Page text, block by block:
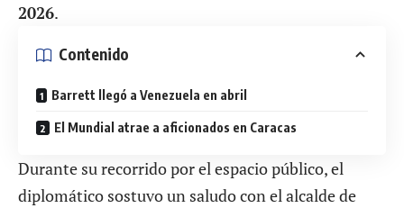
2026.
Contenido
Barrett llegó a Venezuela en abril
El Mundial atrae a aficionados en Caracas
Durante su recorrido por el espacio público, el
diplomático sostuvo un saludo con el alcalde de